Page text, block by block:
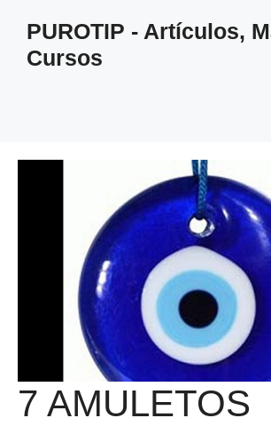
contenido
PUROTIP - Artículos,
Cursos
7 AMULETOS